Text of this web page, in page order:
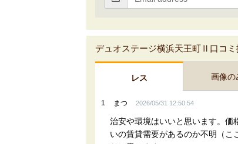
デュオステージ横浜天王町Ⅱ口コミ
レス 画像の
1 まつ 2026/05/31 12:50:54
治安や環境はいいと思います。価
いの賃貸需要があるのか不明（